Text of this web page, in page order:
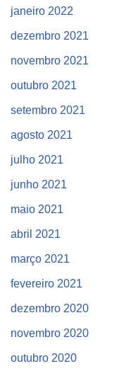
janeiro 2022
dezembro 2021
novembro 2021
outubro 2021
setembro 2021
agosto 2021
julho 2021
junho 2021
maio 2021
abril 2021
março 2021
fevereiro 2021
dezembro 2020
novembro 2020
outubro 2020